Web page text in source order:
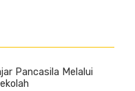
Pancasila Melalui